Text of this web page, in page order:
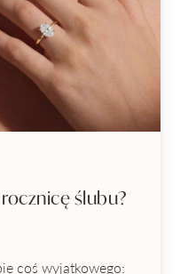
ślubu?
coś wyjątkowego: